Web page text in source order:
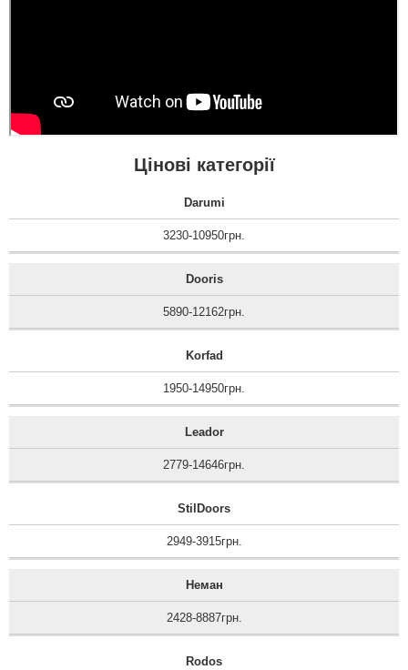
Цінові категорії
Darumi
3230-10950грн.
Dooris
5890-12162грн.
Korfad
1950-14950грн.
Leador
2779-14646грн.
StilDoors
2949-3915грн.
Неман
2428-8887грн.
Rodos